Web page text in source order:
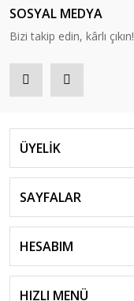
SOSYAL MEDYA
Bizi takip edin, kârlı çıkın!
ÜYELİK
SAYFALAR
HESABIM
HIZLI MENÜ